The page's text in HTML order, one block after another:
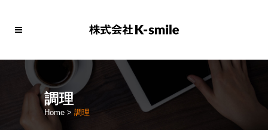
調理
Home > 調理